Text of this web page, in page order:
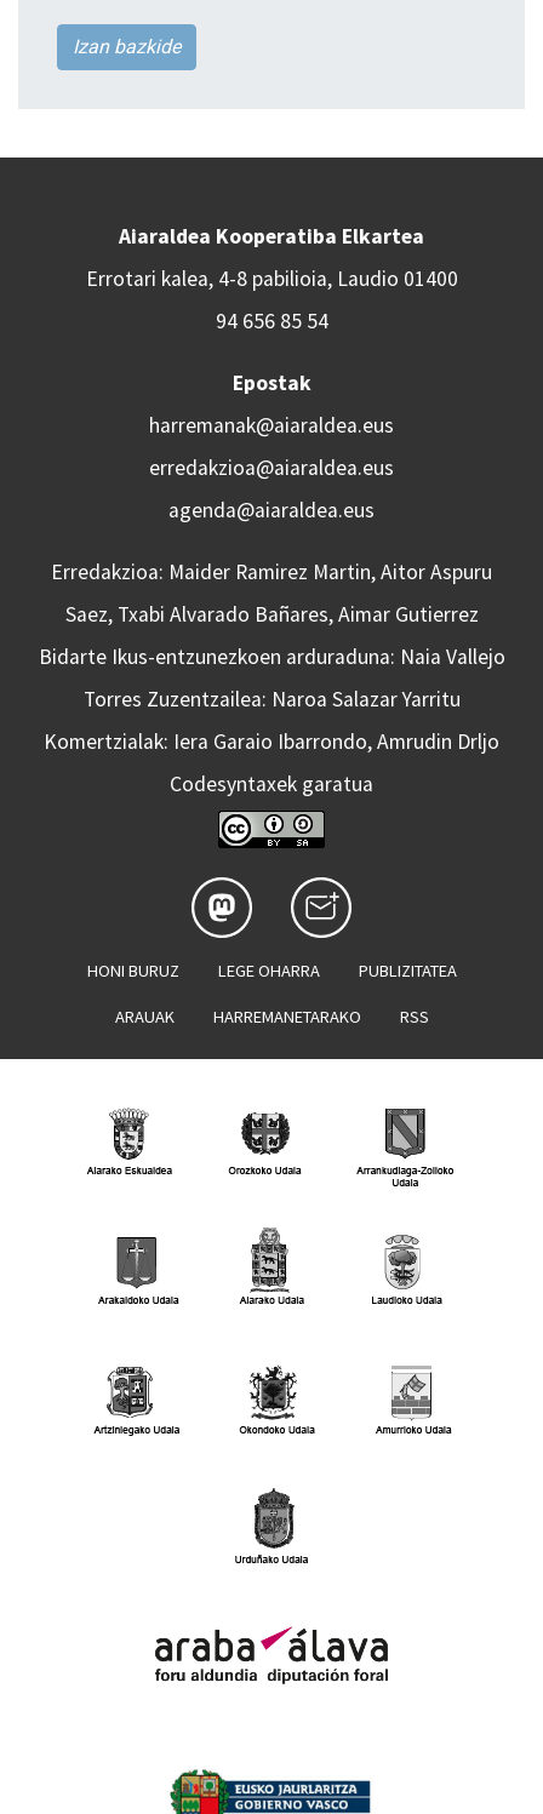
Izan bazkide
Aiaraldea Kooperatiba Elkartea
Errotari kalea, 4-8 pabilioia, Laudio 01400
94 656 85 54
Epostak
harremanak@aiaraldea.eus
erredakzioa@aiaraldea.eus
agenda@aiaraldea.eus
Erredakzioa: Maider Ramirez Martin, Aitor Aspuru
Saez, Txabi Alvarado Bañares, Aimar Gutierrez
Bidarte Ikus-entzunezkoen arduraduna: Naia Vallejo
Torres Zuzentzailea: Naroa Salazar Yarritu
Komertzialak: Iera Garaio Ibarrondo, Amrudin Drljo
Codesyntaxek garatua
HONI BURUZ LEGE OHARRA PUBLIZITATEA
ARAUAK HARREMANETARAKO RSS